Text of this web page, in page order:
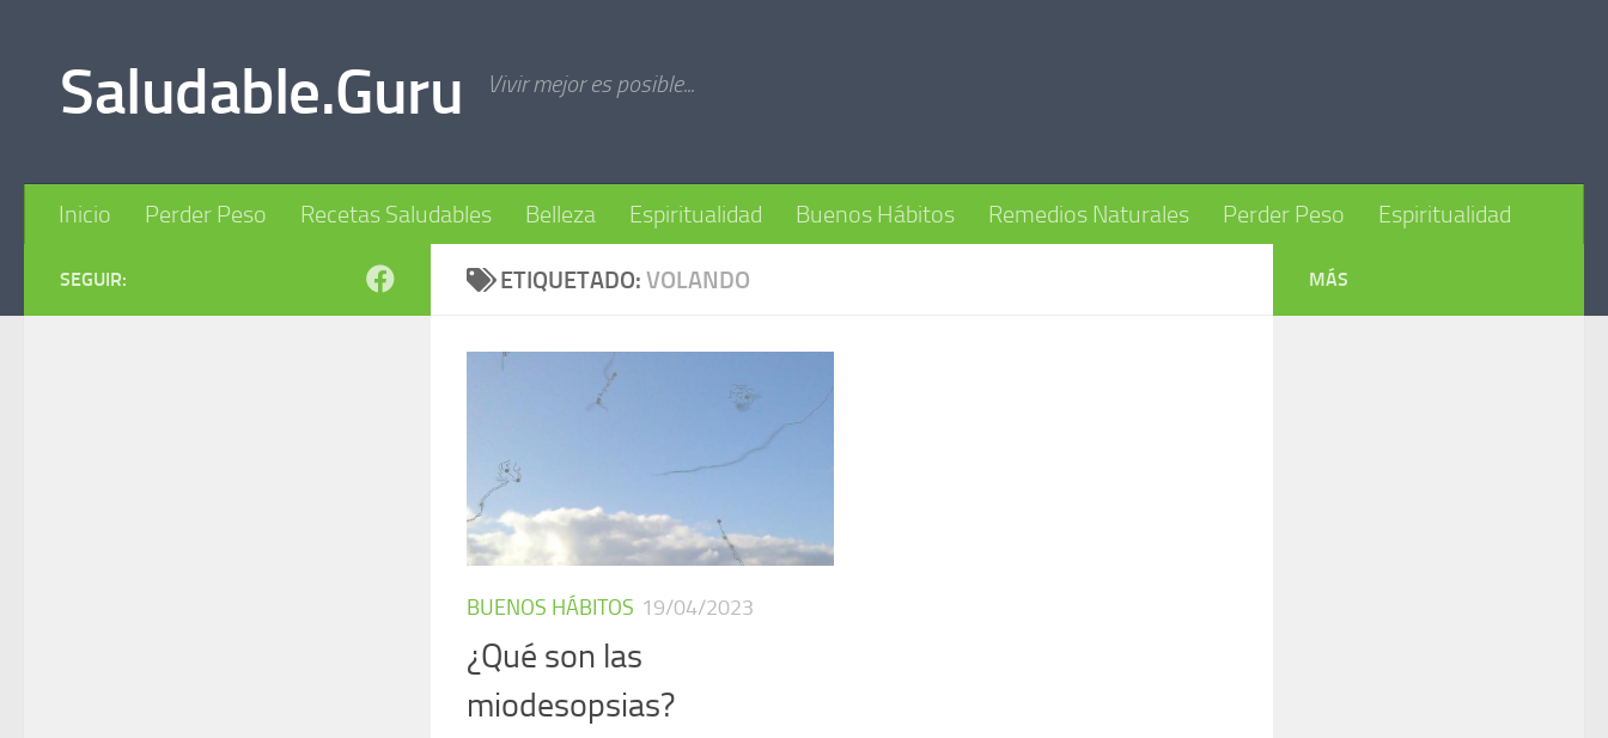
Saludable.Guru Vivir mejor es posible...
Inicio Perder Peso Recetas Saludables Belleza Espiritualidad Buenos Hábitos Remedios Naturales Perder Peso Espiritualidad
ETIQUETADO: VOLANDO
BUENOS HÁBITOS 19/04/2023
¿Qué son las
miodesopsias?
SEGUIR: MÁS